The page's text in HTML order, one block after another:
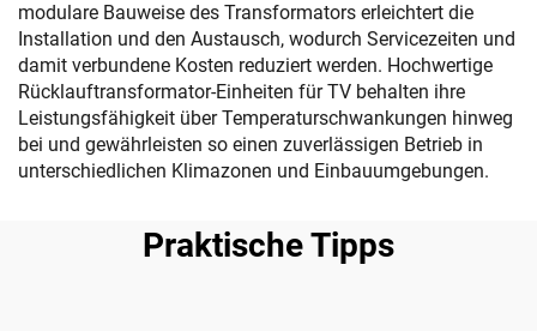
modulare Bauweise des Transformators erleichtert die
Installation und den Austausch, wodurch Servicezeiten und
damit verbundene Kosten reduziert werden. Hochwertige
Rücklauftransformator-Einheiten für TV behalten ihre
Leistungsfähigkeit über Temperaturschwankungen hinweg
bei und gewährleisten so einen zuverlässigen Betrieb in
unterschiedlichen Klimazonen und Einbauumgebungen.
Praktische Tipps